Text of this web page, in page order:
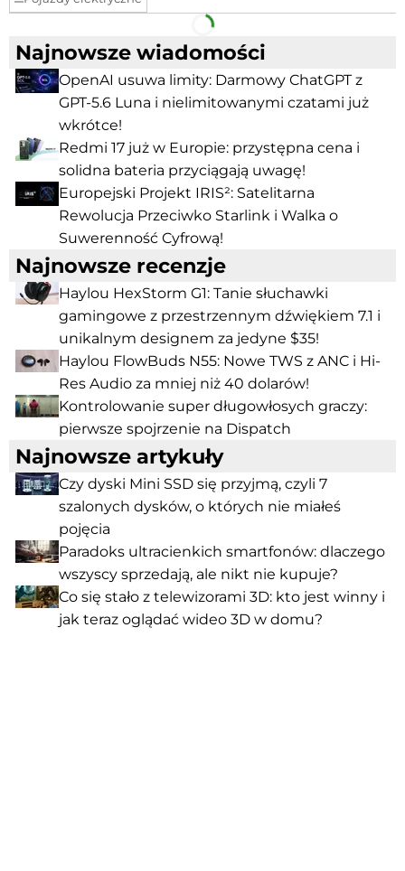
Facebook Telegram
Najnowsze wiadomości
OpenAI usuwa limity: Darmowy ChatGPT z
GPT-5.6 Luna i nielimitowanymi czatami już
wkrótce!
Redmi 17 już w Europie: przystępna cena i
solidna bateria przyciągają uwagę!
Europejski Projekt IRIS²: Satelitarna
Rewolucja Przeciwko Starlink i Walka o
Suwerenność Cyfrową!
Najnowsze recenzje
Haylou HexStorm G1: Tanie słuchawki
gamingowe z przestrzennym dźwiękiem 7.1 i
unikalnym designem za jedyne $35!
Haylou FlowBuds N55: Nowe TWS z ANC i Hi-
Res Audio za mniej niż 40 dolarów!
Kontrolowanie super długowłosych graczy:
pierwsze spojrzenie na Dispatch
Najnowsze artykuły
Czy dyski Mini SSD się przyjmą, czyli 7
szalonych dysków, o których nie miałeś
pojęcia
Paradoks ultracienkich smartfonów: dlaczego
wszyscy sprzedają, ale nikt nie kupuje?
Co się stało z telewizorami 3D: kto jest winny i
jak teraz oglądać wideo 3D w domu?